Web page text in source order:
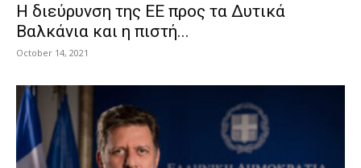
Η διεύρυνση της ΕΕ προς τα Δυτικά
Βαλκάνια και η πιστή...
October 14, 2021